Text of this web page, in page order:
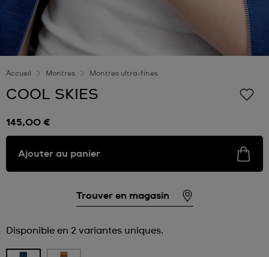
Accueil Montres Montres ultra-fines
COOL SKIES
145,00 €
Ajouter au panier
Trouver en magasin
Disponible en 2 variantes uniques.